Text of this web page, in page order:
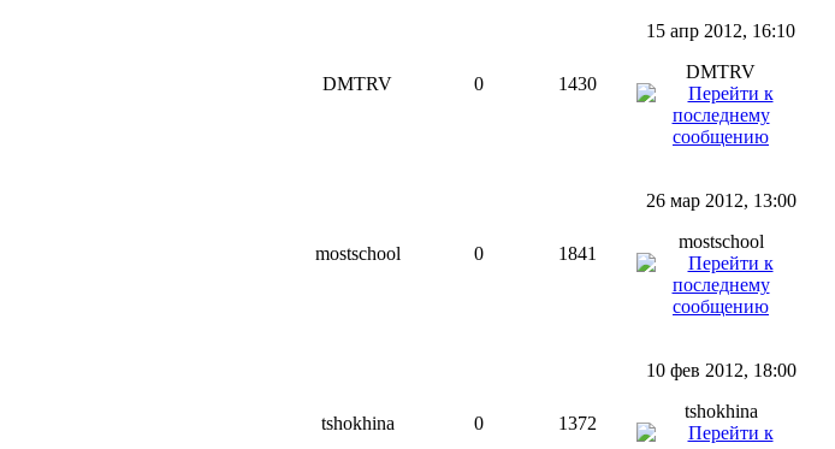
DMTRV 0 1430
15 апр 2012, 16:10
DMTRV
mostschool 0 1841
26 мар 2012, 13:00
mostschool
tshokhina 0 1372
10 фев 2012, 18:00
tshokhina